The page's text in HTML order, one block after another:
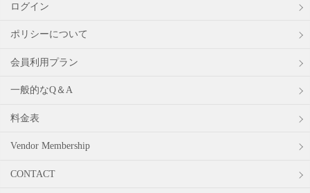
ログイン
ポリシーについて
会員利用プラン
一般的なQ＆A
料金表
Vendor Membership
CONTACT